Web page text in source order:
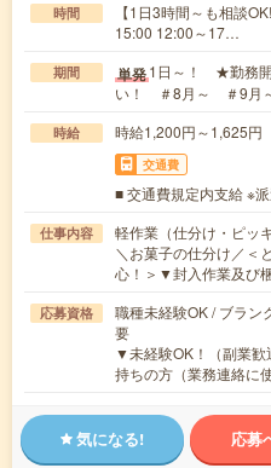
時間
【1日3時間～も相談
15:00 12:00～17…
期間 単発1日～！ ★勤務開
い！ ＃8月～ ＃9月
時給 時給1,200円～1,625円
交通費
■ 交通費規定内支給 ※
仕事内容
軽作業（仕分け・ピッ
＼お菓子の仕分け／＜
心！＞▼封入作業及び
応募資格
職種未経験OK / ブラン
要
▼未経験OK！（副業
持ちの方（業務連絡に
気になる! 応募